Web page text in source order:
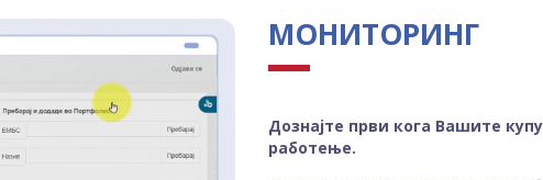
МОНИТОРИНГ
Дознајте први кога Вашите
работење.